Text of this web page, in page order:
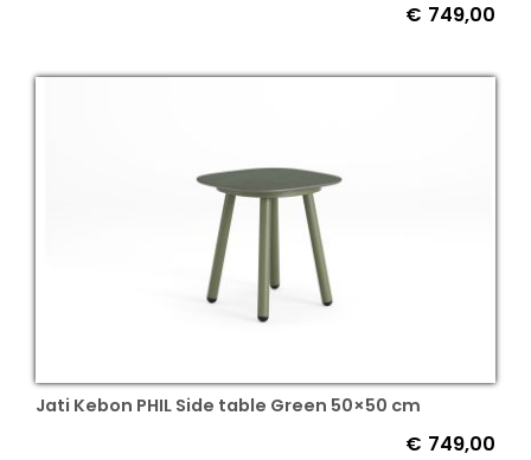
€ 749,00
Jati Kebon PHIL Side table Green 50×50 cm
€ 749,00